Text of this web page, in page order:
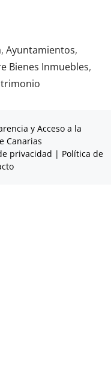
, Ayuntamientos,
Bienes Inmuebles,
y Acceso a la
Canarias
privacidad | Política de